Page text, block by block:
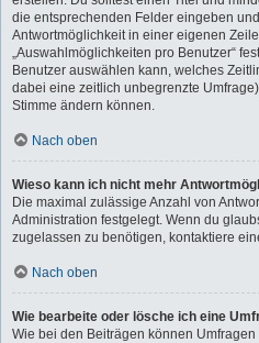
die entsprechenden Felder eingeben
Antwortmöglichkeit in einer eigenen
„Auswahlmöglichkeiten pro Benutzer“
Benutzer auswählen kann, welches
dabei eine zeitlich unbegrenzte
Stimme ändern können.
Nach oben
Wieso kann ich nicht mehr
Die maximal zulässige Anzahl von
Administration festgelegt. Wenn du
zugelassen zu benötigen, kontaktiere
Nach oben
Wie bearbeite oder lösche ich eine
Wie bei den Beiträgen können